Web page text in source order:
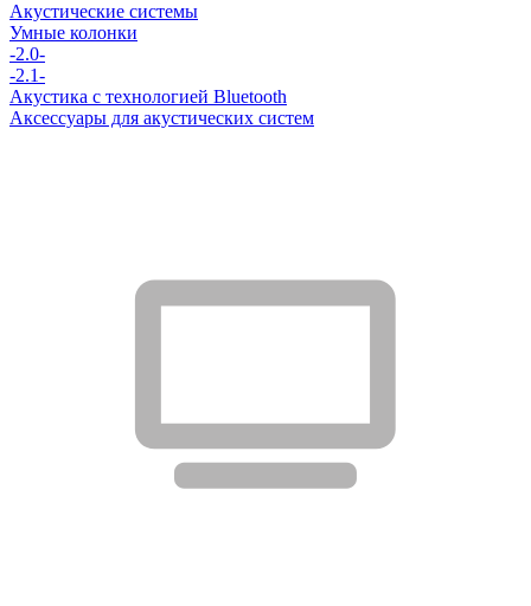
Акустические системы
Умные колонки
-2.0-
-2.1-
Акустика с технологией Bluetooth
Аксессуары для акустических систем